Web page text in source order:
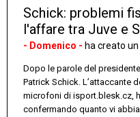
Schick: problemi
l'affare tra Juve e
- Domenico - ha creato
Dopo le parole del
Patrick Schick. L’attaccante
microfoni di isport.blesk.cz,
confermando quanto vi